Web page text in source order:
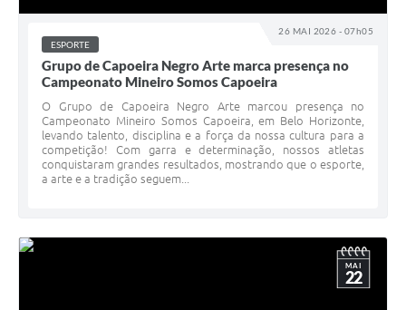
26 MAI 2026 - 07h05
ESPORTE
Grupo de Capoeira Negro Arte marca presença no
Campeonato Mineiro Somos Capoeira
O Grupo de Capoeira Negro Arte marcou presença no
Campeonato Mineiro Somos Capoeira, em Belo Horizonte,
levando talento, disciplina e a força da nossa cultura para a
competição! Com garra e determinação, nossos atletas
conquistaram grandes resultados, mostrando que o esporte,
a arte e a tradição seguem...
MAI
22